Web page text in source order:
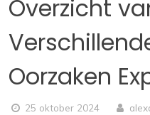
Overzicht
Oorzaken
25 oktober 2024